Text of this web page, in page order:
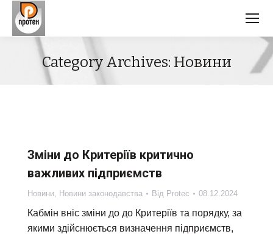
Category Archives: Новини
Зміни до Критеріїв критично
важливих підприємств
Новини, Новини законодавства Від Protec 08.12.2024
Кабмін вніс зміни до до Критеріїв та порядку, за
якими здійснюється визначення підприємств,